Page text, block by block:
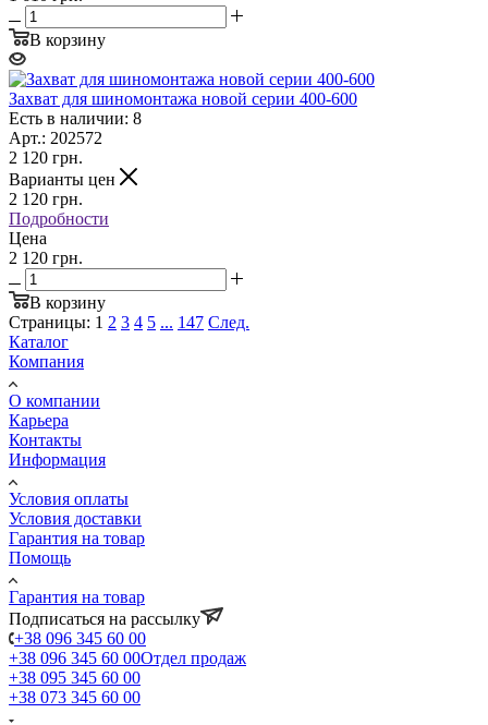
В корзину
Захват для шиномонтажа новой серии 400-600
Есть в наличии: 8
Арт.: 202572
2 120 грн.
Варианты цен
2 120 грн.
Подробности
Цена
2 120 грн.
В корзину
Страницы: 1 2 3 4 5 ... 147 След.
Каталог
Компания
О компании
Карьера
Контакты
Информация
Условия оплаты
Условия доставки
Гарантия на товар
Помощь
Гарантия на товар
Подписаться на рассылку
+38 096 345 60 00
+38 096 345 60 00Отдел продаж
+38 095 345 60 00
+38 073 345 60 00